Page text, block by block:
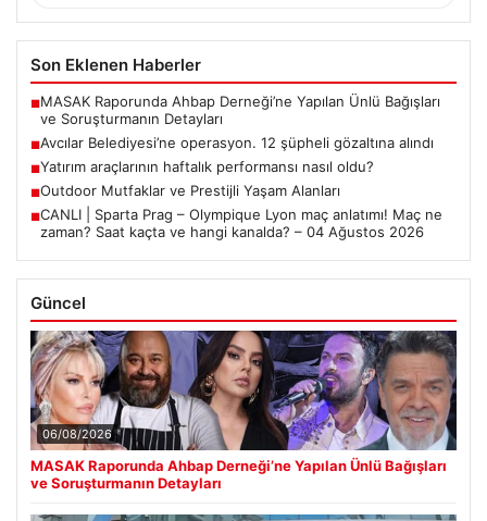
Son Eklenen Haberler
■MASAK Raporunda Ahbap Derneği’ne Yapılan Ünlü Bağışları
ve Soruşturmanın Detayları
■Avcılar Belediyesi’ne operasyon. 12 şüpheli gözaltına alındı
■Yatırım araçlarının haftalık performansı nasıl oldu?
■Outdoor Mutfaklar ve Prestijli Yaşam Alanları
■CANLI | Sparta Prag – Olympique Lyon maç anlatımı! Maç ne
zaman? Saat kaçta ve hangi kanalda? – 04 Ağustos 2026
Güncel
06/08/2026
MASAK Raporunda Ahbap Derneği’ne Yapılan Ünlü Bağışları
ve Soruşturmanın Detayları